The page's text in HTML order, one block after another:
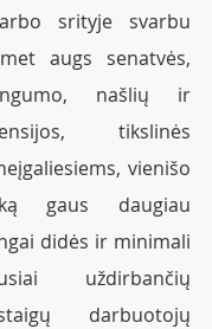
srityje svarbu
augs senatvės,
našlių ir
tikslinės
vienišo
gaus daugiau
didės ir minimali
uždirbančių
darbuotojų